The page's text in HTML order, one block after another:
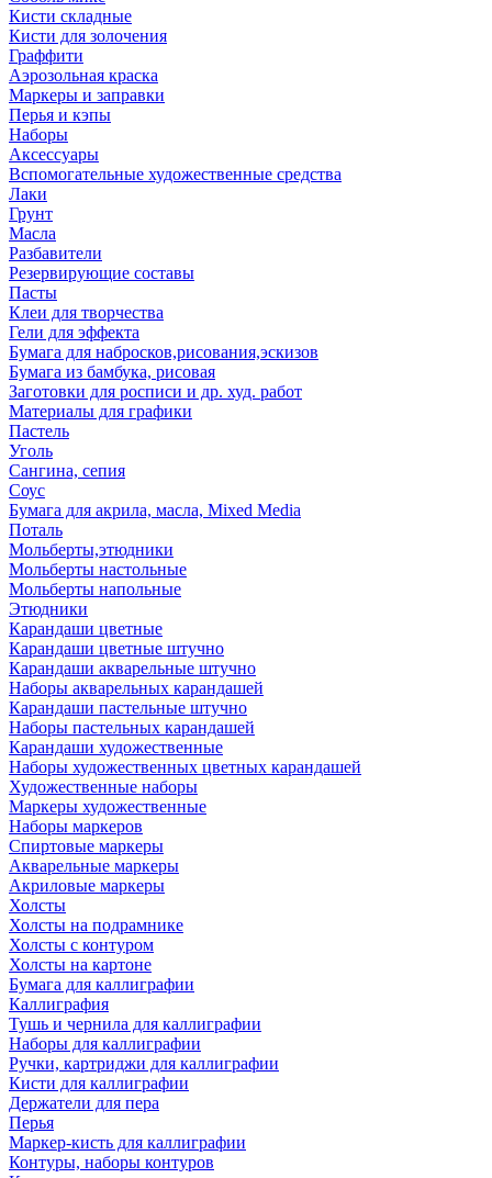
Кисти складные
Кисти для золочения
Граффити
Аэрозольная краска
Маркеры и заправки
Перья и кэпы
Наборы
Аксессуары
Вспомогательные художественные средства
Лаки
Грунт
Масла
Разбавители
Резервирующие составы
Пасты
Клеи для творчества
Гели для эффекта
Бумага для набросков,рисования,эскизов
Бумага из бамбука, рисовая
Заготовки для росписи и др. худ. работ
Материалы для графики
Пастель
Уголь
Сангина, сепия
Соус
Бумага для акрила, масла, Mixed Media
Поталь
Мольберты,этюдники
Мольберты настольные
Мольберты напольные
Этюдники
Карандаши цветные
Карандаши цветные штучно
Карандаши акварельные штучно
Наборы акварельных карандашей
Карандаши пастельные штучно
Наборы пастельных карандашей
Карандаши художественные
Наборы художественных цветных карандашей
Художественные наборы
Маркеры художественные
Наборы маркеров
Спиртовые маркеры
Акварельные маркеры
Акриловые маркеры
Холсты
Холсты на подрамнике
Холсты с контуром
Холсты на картоне
Бумага для каллиграфии
Каллиграфия
Тушь и чернила для каллиграфии
Наборы для каллиграфии
Ручки, картриджи для каллиграфии
Кисти для каллиграфии
Держатели для пера
Перья
Маркер-кисть для каллиграфии
Контуры, наборы контуров